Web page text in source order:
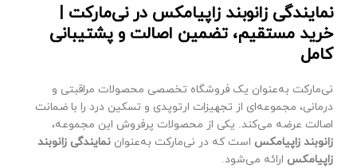
نمایندگی زانوبند زاپیامکس در نی‌مارکت |
خرید مستقیم، تضمین اصالت و پشتیبانی
کامل
نی‌مارکت به‌عنوان یک فروشگاه تخصصی محصولات مراقبتی و
درمانی، مجموعه‌ای از تجهیزات ارتوپدی و تسکین درد را با ضمانت
اصالت عرضه می‌کند. یکی از محصولات پرفروش این مجموعه،
زانوبند زاپیامکساست که در نی‌مارکت به‌عنواننمایندگی زانوبند
زاپیامکسارائه می‌شود.